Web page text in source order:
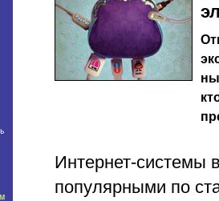
Интернет-
популярными по